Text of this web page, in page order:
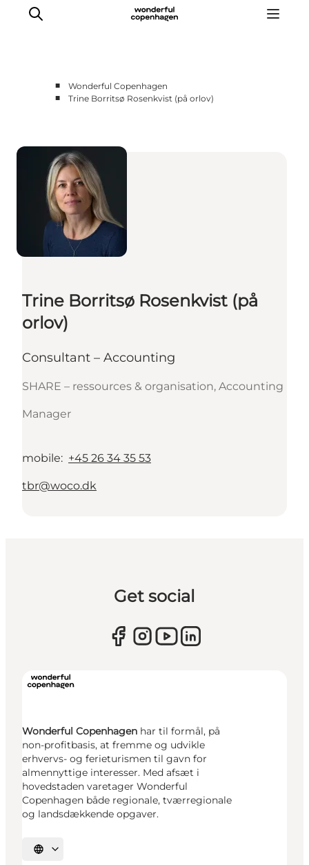
Turismeviden
Om Wonderful Copenhagen
■
Wonderful Copenhagen
■
Trine Borritsø Rosenkvist (på orlov)
Trine Borritsø Rosenkvist (på
orlov)
Consultant – Accounting
SHARE – ressources & organisation, Accounting
Manager
mobile: +45 26 34 35 53
tbr@woco.dk
Get social
Wonderful Copenhagen har til formål, på
non-profitbasis, at fremme og udvikle
erhvervs- og ferieturismen til gavn for
almennyttige interesser. Med afsæt i
hovedstaden varetager Wonderful
Copenhagen både regionale, tværregionale
og landsdækkende opgaver.
Vælg sprog